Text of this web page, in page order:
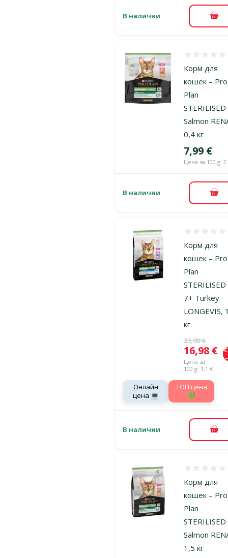
В наличии В
Корм для
кошек – Pro
Plan
Salmon
0,4 кг
Цена
7,99 €
Цена за 100 g: 2
В наличии В
Корм для
кошек – Pro
Plan
7+ Turkey
LONGEVIS,
кг
Исходная
23,99 €
Цена
16,98 €
Цена за
100 g: 1,1 €
Онлайн
цена 💻
TOП цена
💚
В наличии В
Корм для
кошек – Pro
Plan
Salmon
1,5 кг